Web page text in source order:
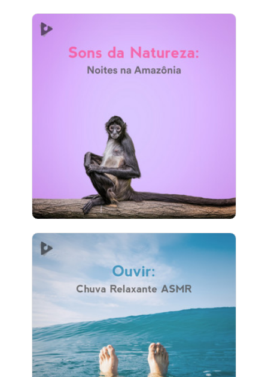
Sons da Natureza: Noites na
Amazônia
Jogar
411 seguidores
Ouvir: Chuva Relaxante ASMR
Info
Jogar